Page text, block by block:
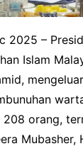
2025 –
Islam
orang,
Mubasher,